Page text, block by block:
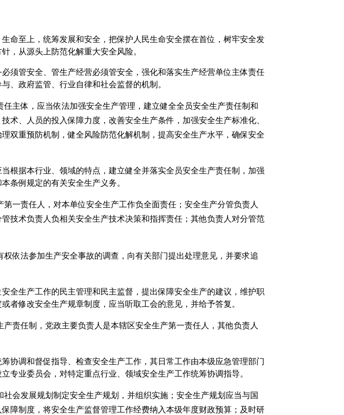
命至上，统筹发展和安全，把保护人民生命安全摆在首位，树牢安全发
，从源头上防范化解重大安全风险。
须管安全、管生产经营必须管安全，强化和落实生产经营单位主体责任
、政府监管、行业自律和社会监督的机制。
主体，应当依法加强安全生产管理，建立健全全员安全生产责任制和
术、人员的投入保障力度，改善安全生产条件，加强安全生产标准化、
双重预防机制，健全风险防范化解机制，提高安全生产水平，确保安全
根据本行业、领域的特点，建立健全并落实全员安全生产责任制，加强
条例规定的有关安全生产义务。
一责任人，对本单位安全生产工作负全面责任；安全生产分管负责人
技术负责人负相关安全生产技术决策和指挥责任；其他负责人对分管范
依法参加生产安全事故的调查，向有关部门提出处理意见，并要求追
全生产工作的民主管理和民主监督，提出保障安全生产的建议，维护职
者修改安全生产规章制度，应当听取工会的意见，并给予答复。
责任制，党政主要负责人是本辖区安全生产第一责任人，其他负责人
协调和督促指导、检查安全生产工作，其日常工作由本级应急管理部门
专业委员会，对特定重点行业、领域安全生产工作统筹协调指导。
会发展规划制定安全生产规划，并组织实施；安全生产规划应当与国
障制度，将安全生产监督管理工作经费纳入本级年度财政预算；及时研